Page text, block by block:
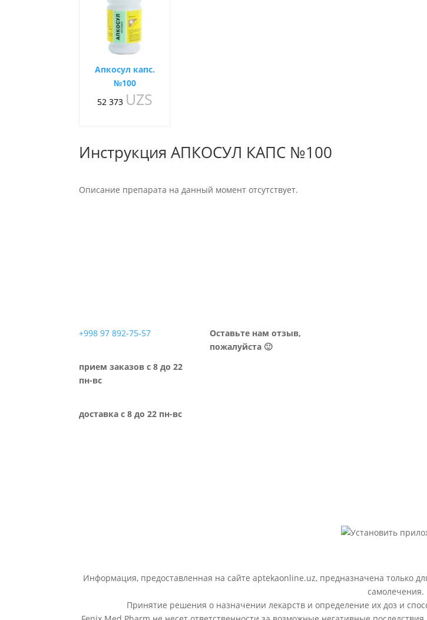
Апкосул капс.
№100
52 373 UZS
Инструкция АПКОСУЛ КАПС №100
Описание препарата на данный момент отсутствует.
+998 97 892-75-57
прием заказов с 8 до 22
пн-вс
доставка с 8 до 22 пн-вс
Оставьте нам отзыв,
пожалуйста 🙂
Информация, предоставленная на сайте aptekaonline.uz, предназначена только
самолечения.
Принятие решения о назначении лекарств и определение их доз и